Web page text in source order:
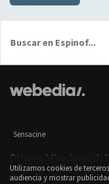
Sensacine
Otras publicaciones de
Utilizamos cookies de
audiencia y mostrar